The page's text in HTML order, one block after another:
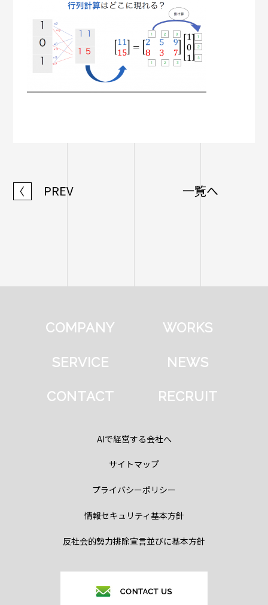
〈 PREV 一覧へ
COMPANY WORKS
SERVICE NEWS
CONTACT RECRUIT
AIで経営する会社へ
サイトマップ
プライバシーポリシー
情報セキュリティ基本方針
反社会的勢力排除宣言並びに基本方針